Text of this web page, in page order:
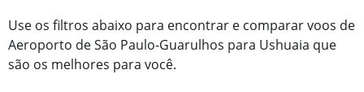
Use os filtros abaixo para encontrar e comparar voos de
Aeroporto de São Paulo-Guarulhos para Ushuaia que
são os melhores para você.